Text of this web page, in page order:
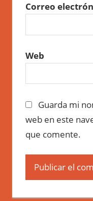
Correo
Web
Guarda mi
web en este
que comente.